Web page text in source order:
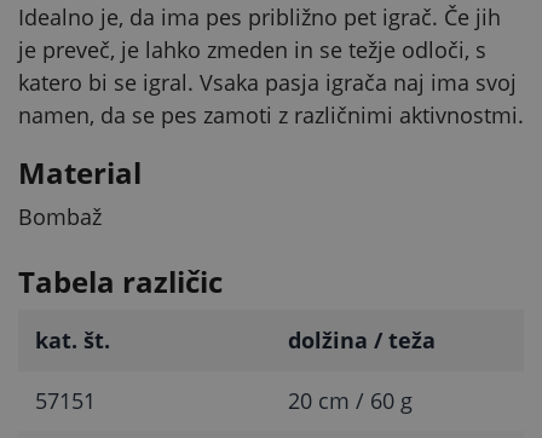
Idealno je, da ima pes približno pet igrač. Če jih
je preveč, je lahko zmeden in se težje odloči, s
katero bi se igral. Vsaka pasja igrača naj ima svoj
namen, da se pes zamoti z različnimi aktivnostmi.
Material
Bombaž
Tabela različic
kat. št. dolžina / teža
57151 20 cm / 60 g